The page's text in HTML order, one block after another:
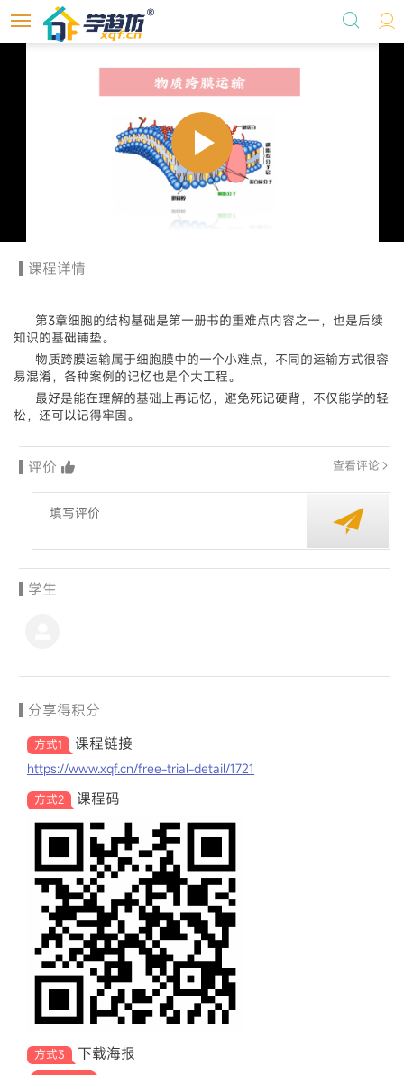
自习室地图
关于我们
Play
Video
课程详情
第3章细胞的结构基础是第一册书的重难点内容之一，也是后续
知识的基础铺垫。
物质跨膜运输属于细胞膜中的一个小难点，不同的运输方式很容
易混淆，各种案例的记忆也是个大工程。
最好是能在理解的基础上再记忆，避免死记硬背，不仅能学的轻
松，还可以记得牢固。
评价 查看评论
学生
分享得积分
方式1 课程链接
https://www.xqf.cn/free-trial-detail/1721
方式2 课程码
方式3 下载海报